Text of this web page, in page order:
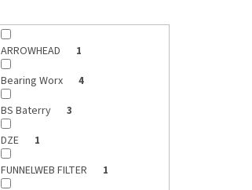
ARROWHEAD 1
Bearing Worx 4
BS Baterry 3
DZE 1
FUNNELWEB FILTER 1